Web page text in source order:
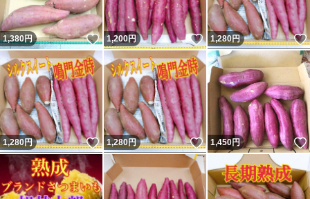
1,380円 いいね！
1,200円 いいね！
1,280円
1,280円 いいね！
1,280円 いいね！
1,450円